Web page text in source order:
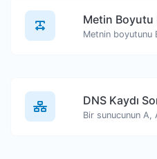
Metin Boyutu
DNS Kaydı